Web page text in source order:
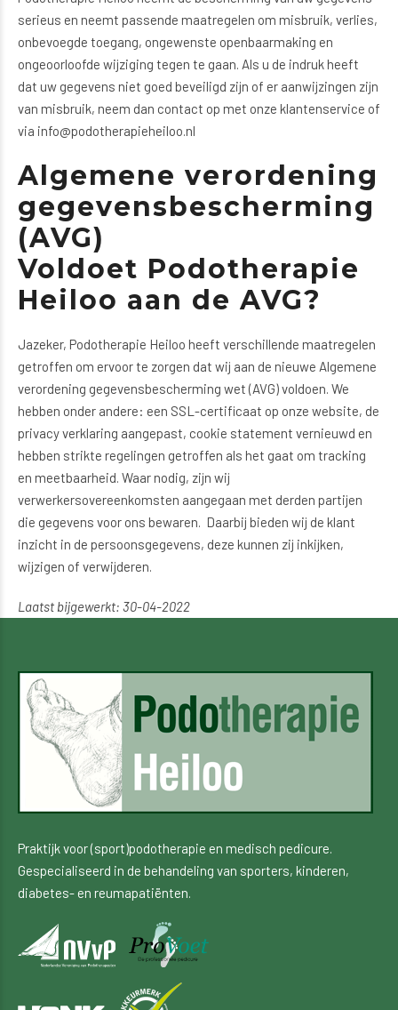
serieus en neemt passende maatregelen om misbruik, verlies,
onbevoegde toegang, ongewenste openbaarmaking en
ongeoorloofde wijziging tegen te gaan. Als u de indruk heeft
dat uw gegevens niet goed beveiligd zijn of er aanwijzingen zijn
van misbruik, neem dan contact op met onze klantenservice of
via info@podotherapieheiloo.nl
Algemene verordening
gegevensbescherming
(AVG)
Voldoet Podotherapie
Heiloo aan de AVG?
Jazeker, Podotherapie Heiloo heeft verschillende maatregelen
getroffen om ervoor te zorgen dat wij aan de nieuwe Algemene
verordening gegevensbescherming wet (AVG) voldoen. We
hebben onder andere: een SSL-certificaat op onze website, de
privacy verklaring aangepast, cookie statement vernieuwd en
hebben strikte regelingen getroffen als het gaat om tracking
en meetbaarheid. Waar nodig, zijn wij
verwerkersovereenkomsten aangegaan met derden partijen
die gegevens voor ons bewaren. Daarbij bieden wij de klant
inzicht in de persoonsgegevens, deze kunnen zij inkijken,
wijzigen of verwijderen.
Laatst bijgewerkt: 30-04-2022
Praktijk voor (sport)podotherapie en medisch pedicure.
Gespecialiseerd in de behandeling van sporters, kinderen,
diabetes- en reumapatiënten.